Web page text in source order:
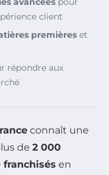
client
premières et
répondre aux
connaît une
de 2 000
franchisés en